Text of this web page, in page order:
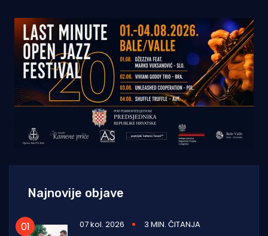
Najnovije objave
07 kol. 2026
3 MIN. ČITANJA